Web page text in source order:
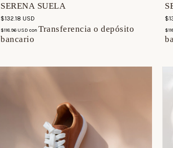
SERENA SUELA
$132.18 USD
$118.96 USD con Transferencia o depósito
bancario